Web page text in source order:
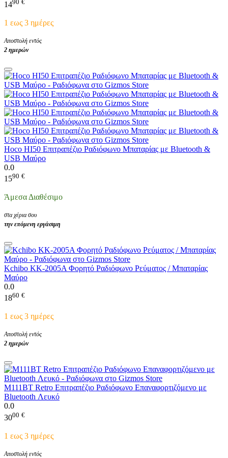
14
1 εως 3 ημέρες
Αποστολή εντός
2 ημερών
Hoco HI50 Επιτραπέζιο Ραδιόφωνο Μπαταρίας με Bluetooth &
USB Μαύρο
0.0
1590 €
Άμεσα Διαθέσιμο
στα χέρια σου
την επόμενη εργάσιμη
Kchibo KK-2005A Φορητό Ραδιόφωνο Ρεύματος / Μπαταρίας
Μαύρο
0.0
1860 €
1 εως 3 ημέρες
Αποστολή εντός
2 ημερών
M111BT Retro Επιτραπέζιο Ραδιόφωνο Επαναφορτιζόμενο με
Bluetooth Λευκό
0.0
3000 €
1 εως 3 ημέρες
Αποστολή εντός